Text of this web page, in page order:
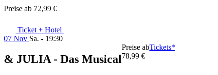
Preise ab 72,99 €
Ticket + Hotel
07 Nov Sa. - 19:30
& JULIA - Das Musical
Preise ab
78,99 €
Tickets*